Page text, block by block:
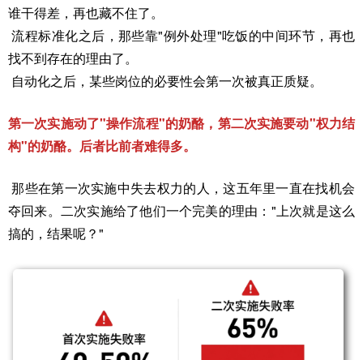
谁干得差，再也藏不住了。
流程标准化之后，那些靠"例外处理"吃饭的中间环节，再也
找不到存在的理由了。
自动化之后，某些岗位的必要性会第一次被真正质疑。
第一次实施动了"操作流程"的奶酪，第二次实施要动"权力结
构"的奶酪。后者比前者难得多。
那些在第一次实施中失去权力的人，这五年里一直在找机会
夺回来。二次实施给了他们一个完美的理由："上次就是这么
搞的，结果呢？"